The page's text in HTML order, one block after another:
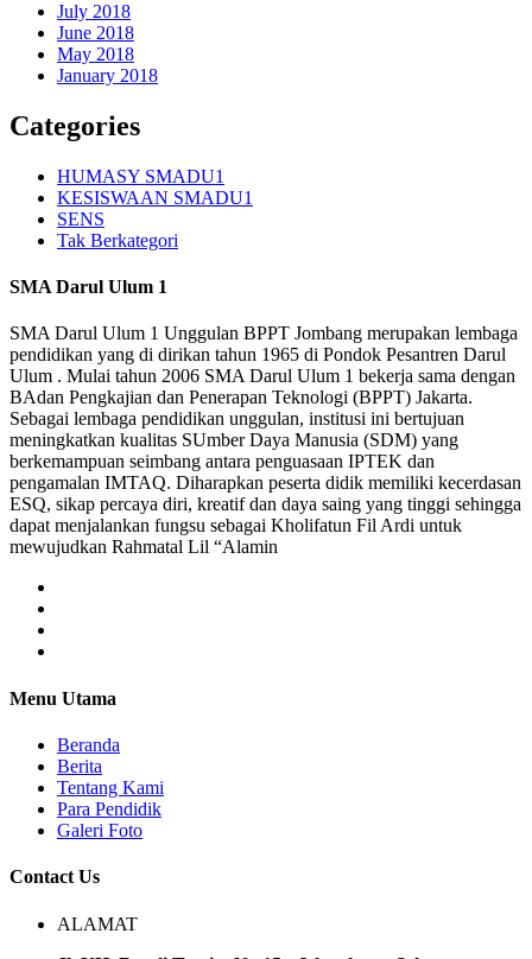
July 2018
June 2018
May 2018
January 2018
Categories
HUMASY SMADU1
KESISWAAN SMADU1
SENS
Tak Berkategori
SMA Darul Ulum 1
SMA Darul Ulum 1 Unggulan BPPT Jombang merupakan lembaga
pendidikan yang di dirikan tahun 1965 di Pondok Pesantren Darul
Ulum . Mulai tahun 2006 SMA Darul Ulum 1 bekerja sama dengan
BAdan Pengkajian dan Penerapan Teknologi (BPPT) Jakarta.
Sebagai lembaga pendidikan unggulan, institusi ini bertujuan
meningkatkan kualitas SUmber Daya Manusia (SDM) yang
berkemampuan seimbang antara penguasaan IPTEK dan
pengamalan IMTAQ. Diharapkan peserta didik memiliki kecerdasan
ESQ, sikap percaya diri, kreatif dan daya saing yang tinggi sehingga
dapat menjalankan fungsu sebagai Kholifatun Fil Ardi untuk
mewujudkan Rahmatal Lil “Alamin
Menu Utama
Beranda
Berita
Tentang Kami
Para Pendidik
Galeri Foto
Contact Us
ALAMAT